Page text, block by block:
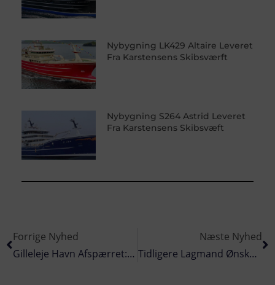
Nybygning LK429 Altaire Leveret
Fra Karstensens Skibsværft
Nybygning S264 Astrid Leveret
Fra Karstensens Skibsvæft
Forrige Nyhed
Gilleleje Havn Afspærret: Mistanke Om Sennepsgas-Bombe I Fiskers Trawl
Næste Nyhed
Tidligere Lagmand Ønsker Fortsat Udenlandsk Kapital I Færøsk Fiskeri